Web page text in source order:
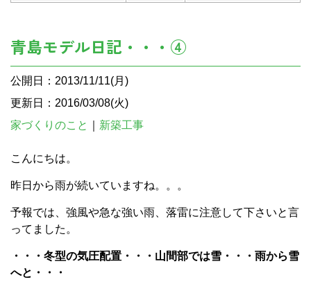
青島モデル日記・・・④
公開日：2013/11/11(月)
更新日：2016/03/08(火)
家づくりのこと
新築工事
こんにちは。
昨日から雨が続いていますね。。。
予報では、強風や急な強い雨、落雷に注意して下さいと言
ってました。
・・・冬型の気圧配置・・・山間部では雪・・・雨から雪
へと・・・